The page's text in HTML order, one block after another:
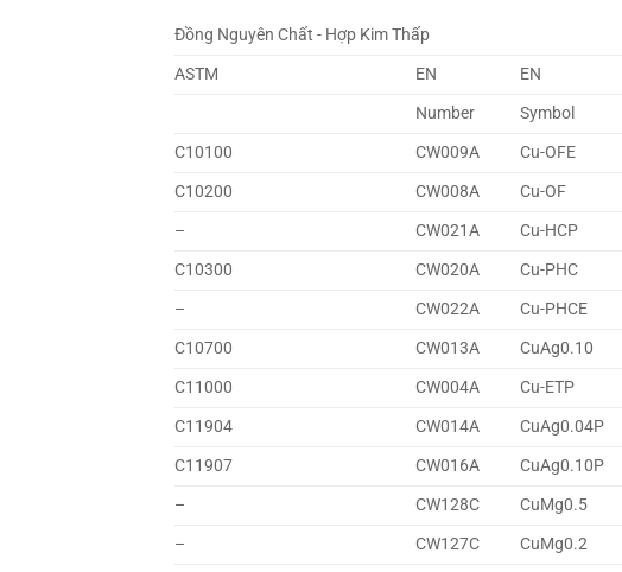
Đồng Nguyên Chất - Hợp Kim Thấp
ASTM
EN EN
Number
Symbol
C10100
CW009A Cu-OFE
C10200
CW008A Cu-OF
–
CW021A Cu-HCP
C10300
CW020A Cu-PHC
–
CW022A Cu-PHCE
C10700
CW013A CuAg0.10
C11000
CW004A Cu-ETP
C11904
CW014A CuAg0.04P
C11907
CW016A CuAg0.10P
–
CW128C CuMg0.5
–
CW127C CuMg0.2